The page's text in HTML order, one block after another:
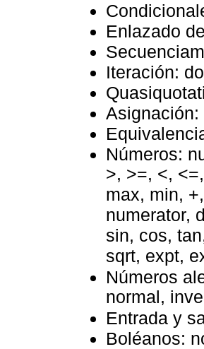
Enlazado
Iteración:
Asignación:
Números:
>, >=, <,
max, min,
numerator,
sin, cos,
sqrt, expt,
Números
normal,
Entrada y
Boléanos: